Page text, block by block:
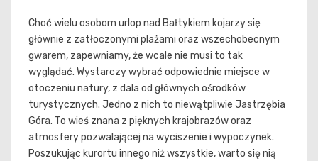
Choć wielu osobom urlop nad Bałtykiem kojarzy się
głównie z zatłoczonymi plażami oraz wszechobecnym
gwarem, zapewniamy, że wcale nie musi to tak
wyglądać. Wystarczy wybrać odpowiednie miejsce w
otoczeniu natury, z dala od głównych ośrodków
turystycznych. Jedno z nich to niewątpliwie Jastrzębia
Góra. To wieś znana z pięknych krajobrazów oraz
atmosfery pozwalającej na wyciszenie i wypoczynek.
Poszukując kurortu innego niż wszystkie, warto się nią